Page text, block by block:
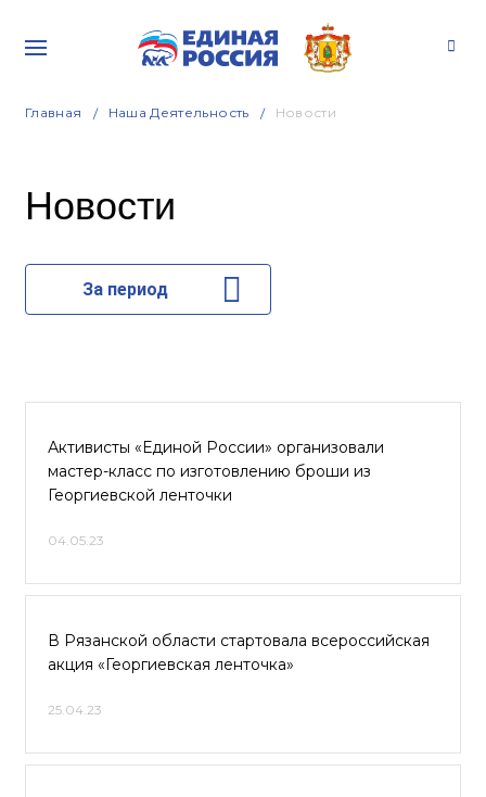
Главная Наша Деятельность Новости
Новости
За период
Активисты «Единой России» организовали
мастер-класс по изготовлению броши из
Георгиевской ленточки
04.05.23
В Рязанской области стартовала всероссийская
акция «Георгиевская ленточка»
25.04.23